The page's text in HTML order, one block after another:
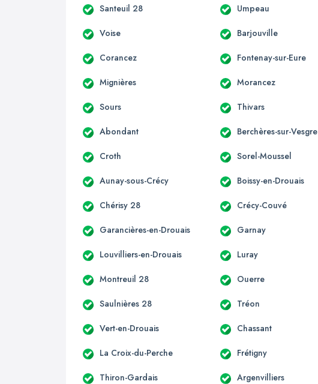
Santeuil 28 Umpeau
Voise Barjouville
Corancez Fontenay-sur-Eure
Mignières Morancez
Sours Thivars
Abondant Berchères-sur-Vesgre
Croth Sorel-Moussel
Aunay-sous-Crécy Boissy-en-Drouais
Chérisy 28 Crécy-Couvé
Garancières-en-Drouais Garnay
Louvilliers-en-Drouais Luray
Montreuil 28 Ouerre
Saulnières 28 Tréon
Vert-en-Drouais Chassant
La Croix-du-Perche Frétigny
Thiron-Gardais Argenvilliers